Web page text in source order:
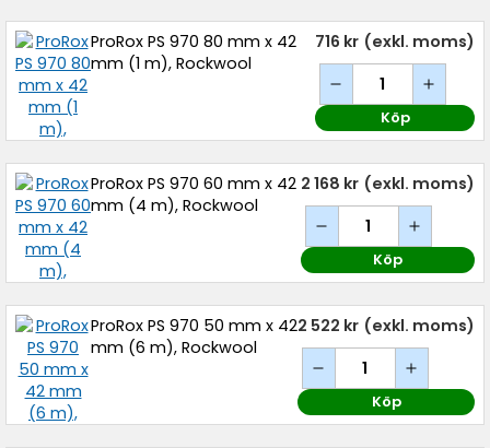
ProRox PS 970 80 mm x 42
mm (1 m), Rockwool
716 kr (exkl. moms)
Köp
ProRox PS 970 60 mm x 42
mm (4 m), Rockwool
2 168 kr (exkl. moms)
Köp
ProRox PS 970 50 mm x 42
mm (6 m), Rockwool
2 522 kr (exkl. moms)
Köp